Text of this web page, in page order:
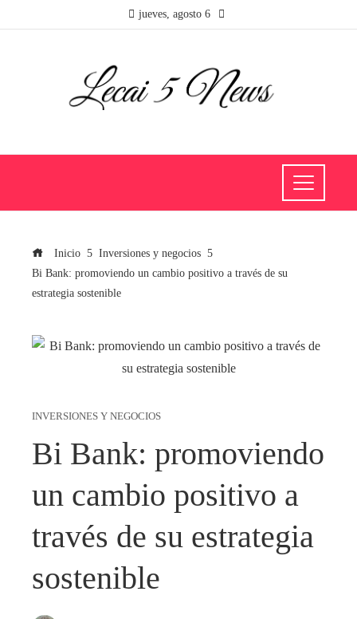
jueves, agosto 6
Inicio
Inversiones y negocios
Bi Bank: promoviendo un cambio positivo a través de su
estrategia sostenible
INVERSIONES Y NEGOCIOS
Bi Bank: promoviendo
un cambio positivo a
través de su estrategia
sostenible